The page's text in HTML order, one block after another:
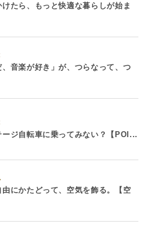
けたら、もっと快適な暮らしが始ま
、音楽が好き」が、つらなって、つ
ージ自転車に乗ってみない？【POI...
由にかたどって、空気を飾る。【空